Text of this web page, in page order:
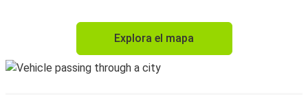
Explora el mapa